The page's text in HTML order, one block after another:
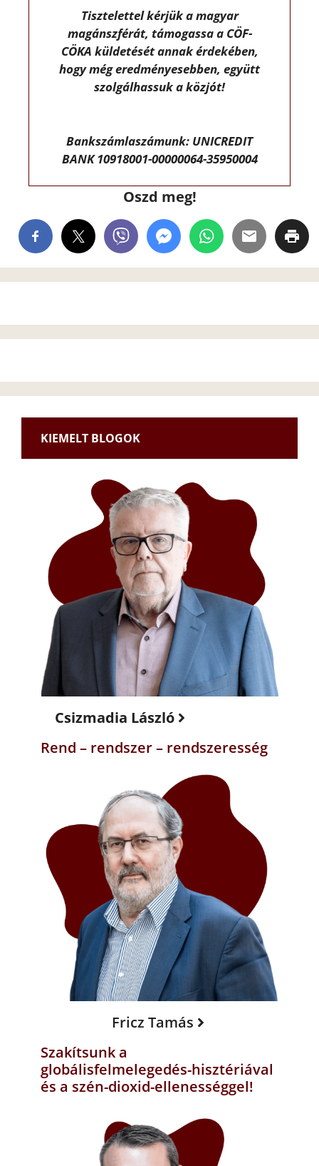
Tisztelettel kérjük a magyar
magánszférát, támogassa a CÖF-
CÖKA küldetését annak érdekében,
hogy még eredményesebben, együtt
szolgálhassuk a közjót!
Bankszámlaszámunk: UNICREDIT
BANK 10918001-00000064-35950004
Oszd meg!
KIEMELT BLOGOK
Csizmadia László
Rend – rendszer – rendszeresség
Fricz Tamás
Szakítsunk a
globálisfelmelegedés-hisztériával
és a szén-dioxid-ellenességgel!